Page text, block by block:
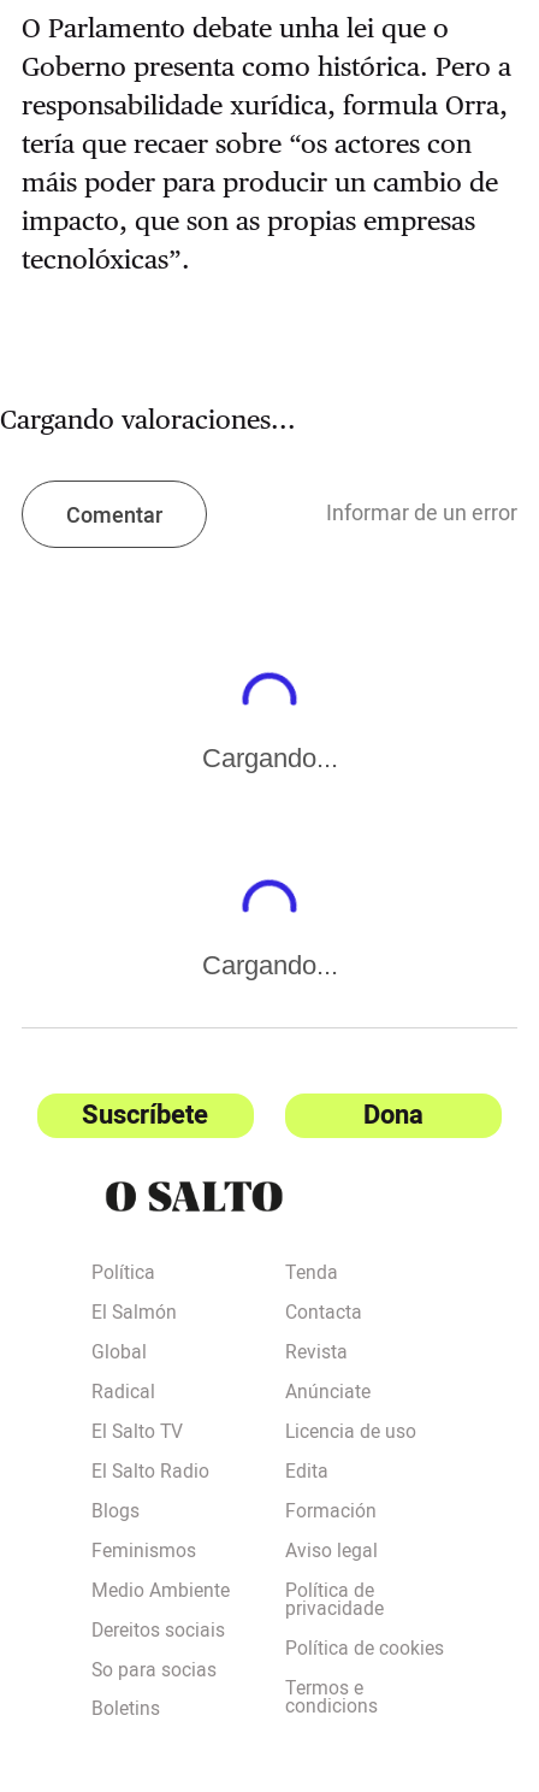
O Parlamento debate unha lei que o
Goberno presenta como histórica. Pero a
responsabilidade xurídica, formula Orra,
tería que recaer sobre “os actores con
máis poder para producir un cambio de
impacto, que son as propias empresas
tecnolóxicas”.
Cargando valoraciones...
Comentar Informar de un error
Cargando...
Cargando...
Suscríbete Dona
Política
El Salmón
Global
Radical
El Salto TV
El Salto Radio
Blogs
Feminismos
Medio Ambiente
Dereitos sociais
So para socias
Boletins
Tenda
Contacta
Revista
Anúnciate
Licencia de uso
Edita
Formación
Aviso legal
Política de
privacidade
Política de cookies
Termos e
condicions